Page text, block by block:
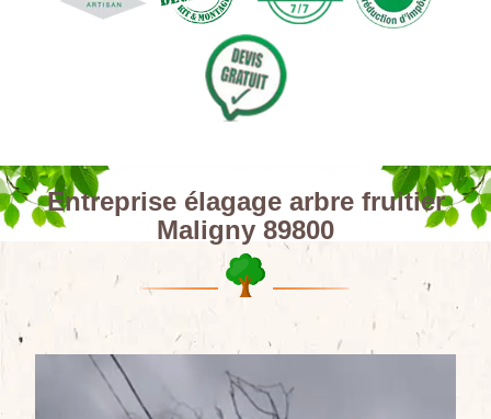
Entreprise élagage arbre fruitier
Maligny 89800